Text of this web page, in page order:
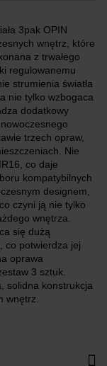
3pak OPIN
wnętrz, które
z trwałego
regulowanemu
strumienia światła
nie tylko wzbogaca
dodatkowy
trzech opraw,
Nie
co daje
kompatybilnych
designem,
czyni ją nie tylko
wnętrza.
się dużą
co potwierdza jej
oprawa
3 sztuk.
solidna konstrukcja
wnętrz.